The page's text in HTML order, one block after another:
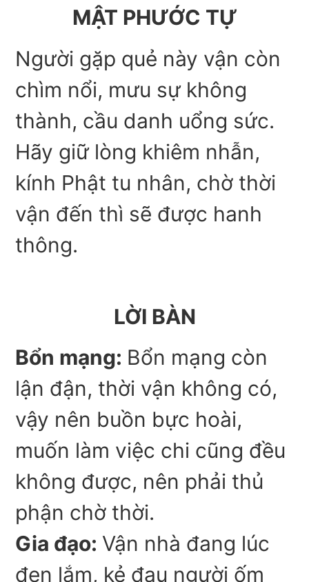
MẬT PHƯỚC TỰ
Người gặp quẻ này vận còn
chìm nổi, mưu sự không
thành, cầu danh uổng sức.
Hãy giữ lòng khiêm nhẫn,
kính Phật tu nhân, chờ thời
vận đến thì sẽ được hanh
thông.
LỜI BÀN
Bổn mạng: Bổn mạng còn
lận đận, thời vận không có,
vậy nên buồn bực hoài,
muốn làm việc chi cũng đều
không được, nên phải thủ
phận chờ thời.
Gia đạo: Vận nhà đang lúc
đen lắm, kẻ đau người ốm